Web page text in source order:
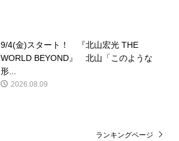
9/4(金)スタート！ 『北山宏光 THE
WORLD BEYOND』 北山「このような
形...
2026.08.09
ランキングページ